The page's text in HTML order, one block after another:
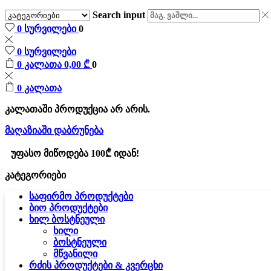
Search input
0 სურვილები0
0 სურვილები
0 კალათა 0,00 ₾ 0
0 კალათა
კალათაში პროდუქცია არ არის.
მაღაზიაში დაბრუნება
უფასო მიწოდება 100₾ იდან!
კატეგორიები
საფირმო პროდუქტები
ბიო პროდუქტები
ხილ ბოსტნეული
ხილი
ბოსტნეული
მწვანილი
რძის პროდუქტები & კვერცხი